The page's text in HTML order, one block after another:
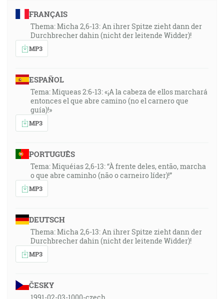
FRANÇAIS
Thema: Micha 2,6-13: An ihrer Spitze zieht dann der
Durchbrecher dahin (nicht der leitende Widder)!
MP3
ESPAÑOL
Tema: Miqueas 2:6-13: «¡A la cabeza de ellos marchará
entonces el que abre camino (no el carnero que
guía)!»
MP3
PORTUGUÊS
Tema: Miquéias 2,6-13: “À frente deles, então, marcha
o que abre caminho (não o carneiro líder)!”
MP3
DEUTSCH
Thema: Micha 2,6-13: An ihrer Spitze zieht dann der
Durchbrecher dahin (nicht der leitende Widder)!
MP3
ČESKY